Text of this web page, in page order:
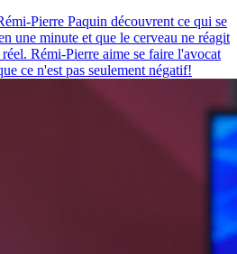
Pierre Paquin découvrent ce qui se
une minute et que le cerveau ne réagit
Rémi-Pierre aime se faire l'avocat
ce n'est pas seulement négatif!